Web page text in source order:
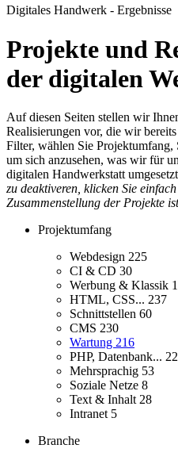
Digitales Handwerk - Ergebnisse
Projekte und
der digitalen
Auf diesen Seiten stellen wir
Realisierungen vor, die wir
Filter, wählen Sie Projektumfang,
um sich anzusehen, was wir für
digitalen Handwerkstatt
zu deaktiveren, klicken Sie
Zusammenstellung der Projekte
Projektumfang
Webdesign 225
CI & CD 30
Werbung & Klassik
HTML, CSS... 237
Schnittstellen 60
CMS 230
Wartung 216
PHP, Datenbank...
Mehrsprachig 53
Soziale Netze 8
Text & Inhalt 28
Intranet 5
Branche